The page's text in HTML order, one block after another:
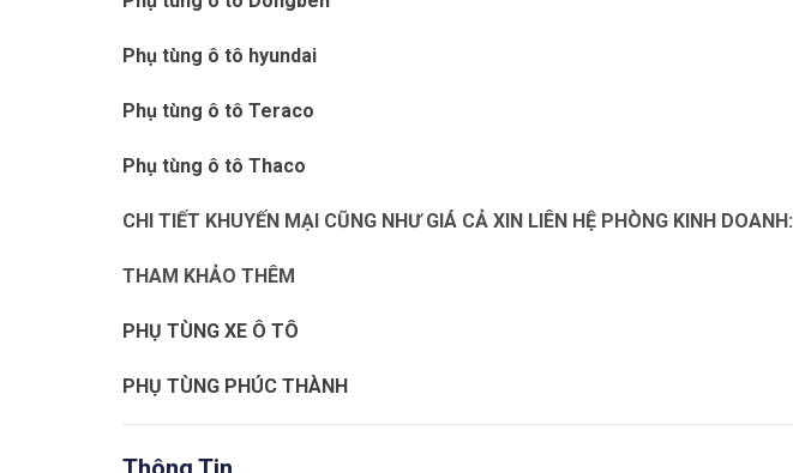
Phụ tùng ô tô hyundai
Phụ tùng ô tô Teraco
Phụ tùng ô tô Thaco
CHI TIẾT KHUYẾN MẠI CŨNG NHƯ GIÁ CẢ XIN LIÊN HỆ PHÒNG KINH DOANH:
THAM KHẢO THÊM
PHỤ TÙNG XE Ô TÔ
PHỤ TÙNG PHÚC THÀNH